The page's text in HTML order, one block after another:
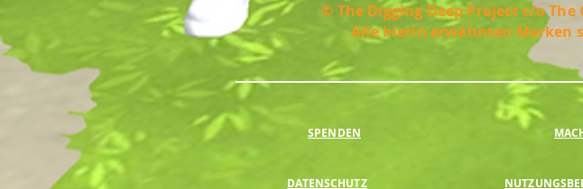
© The Digging Deep Project c/o
Alle hierin erwähnten Marken
SPENDEN
DATENSCHUTZ